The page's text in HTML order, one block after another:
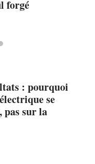
forgé
: pourquoi
se
pas sur la